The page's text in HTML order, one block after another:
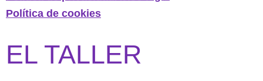
Política de cookies
EL TALLER